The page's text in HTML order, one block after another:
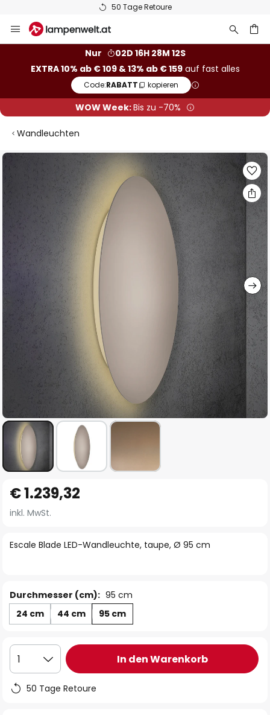
50 Tage Retoure
Inhalt
Nur
02D 16H 28M 11S
EXTRA 10% ab € 109 & 13% ab € 159auf fast alles
Code:RABATT kopieren
WOW Week:Bis zu -70%
Wandleuchten
Zum
Ende
der
Bildgalerie
springen
Anfang
der
springen
Escale Blade LED-Wandleuchte, taupe, Ø 95 cm
€ 1.239,32
inkl. MwSt.
Durchmesser (cm): 95 cm
24 cm
44 cm 95 cm
1 In den Warenkorb
50 Tage Retoure